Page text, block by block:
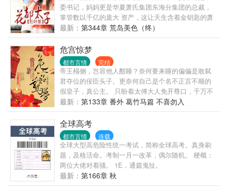
委书记，妈妈更是华夏萧氏集团东海分集团的总裁，
掌管数以千亿的庞大 资产，这让天生含着金钥匙的萧
然能够畅游都市！ 原本十三岁的他不懂人事，可是意
外得到一个神秘的戒指——御女戒！于是一切都改变
了！ 年少风~流、遨游花~丛，守着一个绝美的家庭，
占据着外面无数绝代佳丽！类型俱全，一个不少！年
幼的幼~女、娇憨的小萝~莉、情窦初开的青春少女、
美丽绝质冰冷高贵的女王、温柔贤惠的美少妇、雍容
华贵的熟~妇等等美..
最新： 第344章 荒岛美色（终）
危宫惊梦
都市言情 完结
帝王榻侧，岂容他人酣睡？奈何要来睡的偏偏是敢弑
君夺位的佞臣头子。更奈何自己是个名不正言不顺的
假皇子，真公主。 只盼着太傅大人免开尊口，千万不
要三五不时提起：“今儿是良辰吉日，皇帝您该驾崩
了。”她这个冒牌的皇帝宁可舍弃皇位浪迹天涯，过那
逍遥的日子。 什么？龙椅他要坐，龙床他要睡，龙椅
上的人他也不放过！ 主虽然阴狠，但是疼老婆~~
最新： 第133章 番外 葛竹马篇 不喜勿入
全球高考
都市言情 连载
全球大型高危险性统一考试，简称全球高考。真身刷
题，及格活命。考制一月一改革，偶尔随机。 梗概：
两位大佬对着骚。 1E，通篇鬼扯。
最新： 第166章 秋